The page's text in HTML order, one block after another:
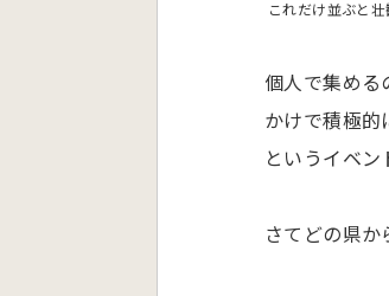
これだけ並ぶと壮
個人で集める
かけで積極的
というイベン
さてどの県か